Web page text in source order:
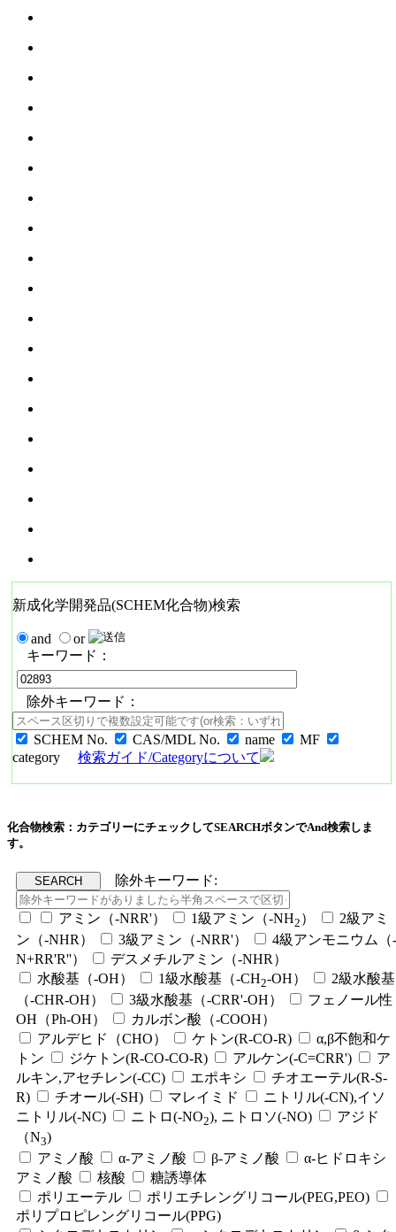
新成化学開発品(SCHEM化合物)検索
and
or
キーワード：
除外キーワード：
SCHEM No. CAS/MDL No. name
MF
category
検索ガイド/Categoryについて
化合物検索：カテゴリーにチェックしてSEARCHボタンでAnd検索しま
す。
除外キーワード:
アミン（-NRR'） 1級アミン（-NH2 ）
2級アミ
ン（-NHR）
3級アミン（-NRR'）
4級アンモニウム（-
N+RR'R''）
デスメチルアミン（-NHR）
水酸基（-OH）
1級水酸基（-CH2-OH）
2級水酸基
（-CHR-OH）
3級水酸基（-CRR'-OH）
フェノール性
OH（Ph-OH）
カルボン酸（-COOH）
アルデヒド（CHO）
ケトン(R-CO-R)
α,β不飽和ケ
トン
ジケトン(R-CO-CO-R) アルケン(-C=CRR')
ア
ルキン,アセチレン(-CC)
エポキシ
チオエーテル(R-S-
R)
チオール(-SH) マレイミド
ニトリル(-CN),イソ
ニトリル(-NC)
ニトロ(-NO2), ニトロソ(-NO)
アジド
（N3)
アミノ酸
α-アミノ酸 β-アミノ酸
α-ヒドロキシ
アミノ酸
核酸
糖誘導体
ポリエーテル
ポリエチレングリコール(PEG,PEO)
ポリプロピレングリコール(PPG)